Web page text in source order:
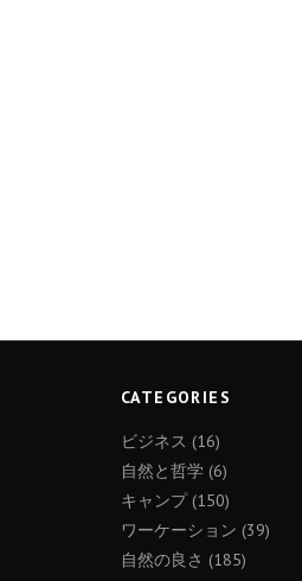
CATEGORIES
ビジネス (16)
自然と哲学 (6)
キャンプ(150)
ワーケーション (39)
自然の良さ (185)